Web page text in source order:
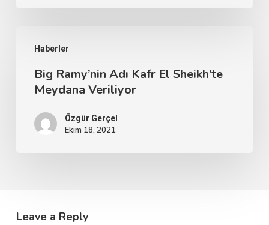
Haberler
Big Ramy’nin Adı Kafr El Sheikh’te
Meydana Veriliyor
Özgür Gerçel
Ekim 18, 2021
Leave a Reply